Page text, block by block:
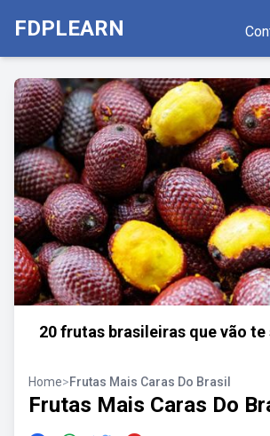
FDPLEARN
20 frutas brasileiras que vão
Home>Frutas Mais Caras Do Brasil
Frutas Mais Caras Do